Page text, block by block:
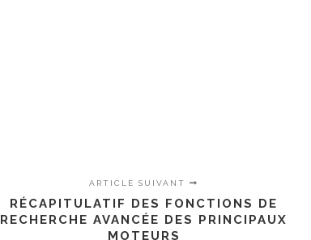
ARTICLE SUIVANT
RÉCAPITULATIF DES FONCTIONS DE
RECHERCHE AVANCÉE DES PRINCIPAUX
MOTEURS